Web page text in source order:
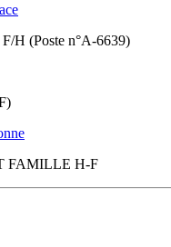
H (Poste n°A-6639)
FAMILLE H-F